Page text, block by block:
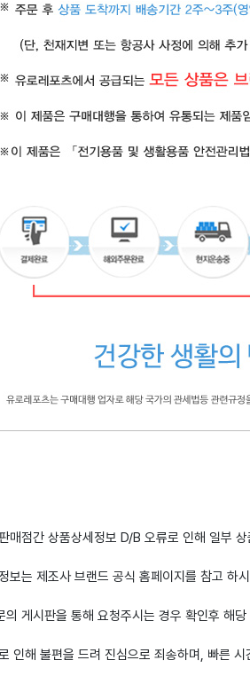
매점간 상품상세정보 D/B 오류로 인해 일부
보는 제조사 브랜드 공식 홈페이지를 참고 하
의 게시판을 통해 요청주시는 경우 확인후 해
인해 불편을 드려 진심으로 죄송하며, 빠른